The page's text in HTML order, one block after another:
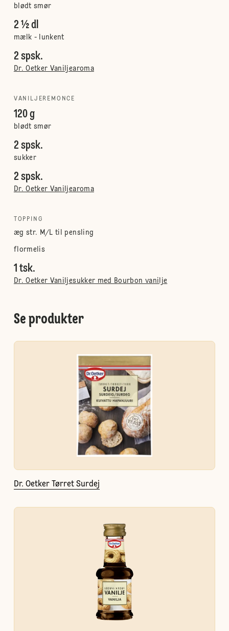
blødt smør
2 ½ dl
mælk - lunkent
2 spsk.
Dr. Oetker Vaniljearoma
VANILJEREMONCE
120 g
blødt smør
2 spsk.
sukker
2 spsk.
Dr. Oetker Vaniljearoma
TOPPING
æg str. M/L til pensling
flormelis
1 tsk.
Dr. Oetker Vaniljesukker med Bourbon vanilje
Se produkter
Dr. Oetker Tørret Surdej